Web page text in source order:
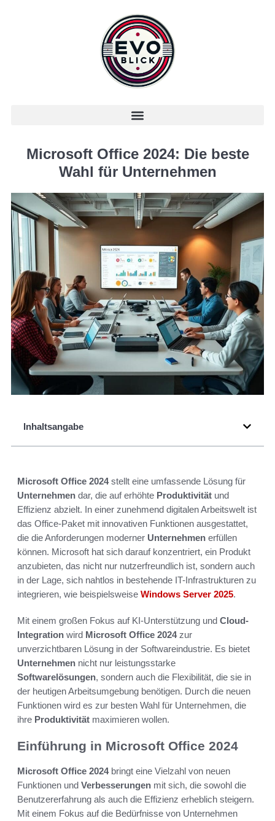
Microsoft Office 2024: Die beste
Wahl für Unternehmen
Inhaltsangabe
Microsoft Office 2024stellt eine umfassende Lösung für
Unternehmen dar, die auf erhöhte Produktivität und
Effizienz abzielt. In einer zunehmend digitalen Arbeitswelt ist
das Office-Paket mit innovativen Funktionen ausgestattet,
die die Anforderungen moderner Unternehmen erfüllen
können. Microsoft hat sich darauf konzentriert, ein Produkt
anzubieten, das nicht nur nutzerfreundlich ist, sondern auch
in der Lage, sich nahtlos in bestehende IT-Infrastrukturen zu
integrieren, wie beispielsweise Windows Server 2025.
Mit einem großen Fokus auf KI-Unterstützung und Cloud-
Integration wird Microsoft Office 2024zur
unverzichtbaren Lösung in der Softwareindustrie. Es bietet
Unternehmen nicht nur leistungsstarke
Softwarelösungen, sondern auch die Flexibilität, die sie in
der heutigen Arbeitsumgebung benötigen. Durch die neuen
Funktionen wird es zur besten Wahl für Unternehmen, die
ihre Produktivität maximieren wollen.
Einführung in Microsoft Office 2024
Microsoft Office 2024bringt eine Vielzahl von neuen
Funktionen und Verbesserungen mit sich, die sowohl die
Benutzererfahrung als auch die Effizienz erheblich steigern.
Mit einem Fokus auf die Bedürfnisse von Unternehmen